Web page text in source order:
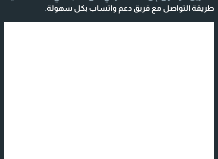
طريقة التواصل مع فريق دعم واتساب بكل سهولة.